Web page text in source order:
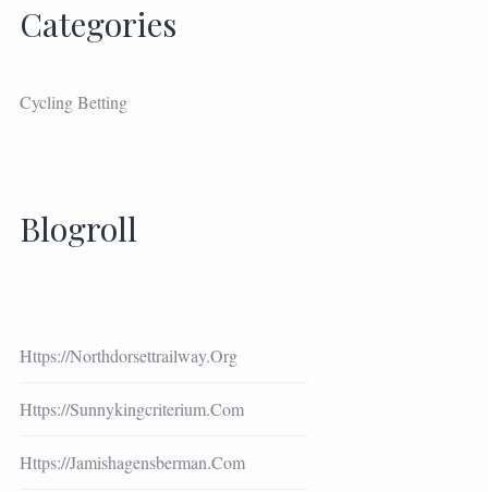
Categories
Cycling Betting
Blogroll
Https://northdorsettrailway.org
Https://sunnykingcriterium.com
Https://jamishagensberman.com